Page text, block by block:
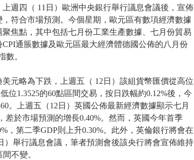
週四（ 11日）歐洲中央銀行舉行議息會議後，宣佈
符合市場預測。今個星期，歐元區有數項經濟數據
焦點，其中包括七月份工業生產數據、七月份貿易
通脹數據及歐元區最大經濟體德國公佈的八月份
數。
元略為下跌，上週五（ 12日）該組貨幣匯價從高位
位1.3525的60點區間交易，按日跌幅約0.12%後，今
。上週五（12日）英國公佈最新經濟數據顯示七月
差於市場預測的增長0.40%。然而，英國今年首季
，第二季GDP則上升0.30%。此外，英倫銀行將會在
）舉行議息會議，筆者預測會後該央行將會宣佈維持
不變。